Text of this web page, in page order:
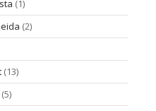
(1)
(2)
(13)
(5)